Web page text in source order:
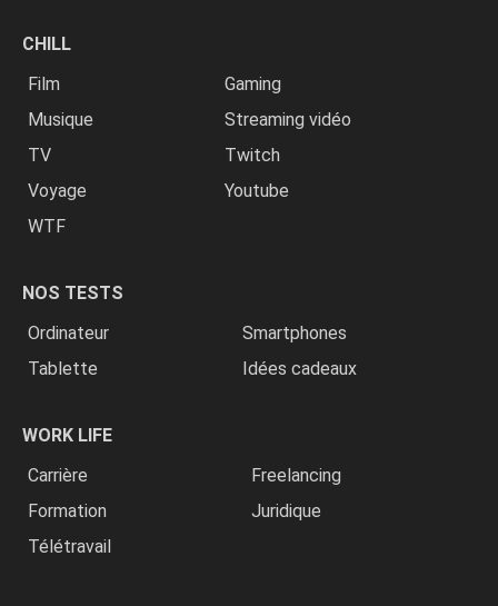
CHILL
Film
Gaming
Musique
Streaming vidéo
TV
Twitch
Voyage
Youtube
WTF
NOS TESTS
Ordinateur
Smartphones
Tablette
Idées cadeaux
WORK LIFE
Carrière
Freelancing
Formation
Juridique
Télétravail